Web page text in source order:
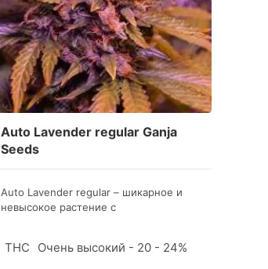
Auto Lavender regular Ganja
Seeds
Auto Lavender regular – шикарное и
невысокое растение с
120 сантиметров, что позволяет
THC Очень высокий - 20 - 24%